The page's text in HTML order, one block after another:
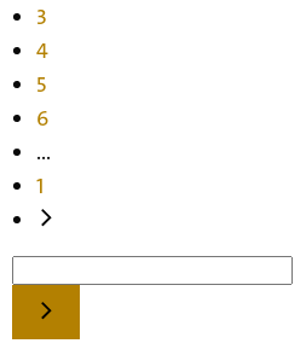
3
4
5
6
...
1